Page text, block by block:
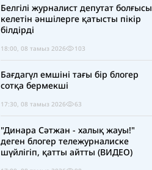
Белгілі журналист депутат болғысы
келетін әншілерге қатысты пікір
білдірді
18:00, 08 тамыз 2026 103
Бағдагүл емшіні тағы бір блогер
сотқа бермекші
17:30, 08 тамыз 2026 63
"Динара Сәтжан - халық жауы!"
деген блогер тележурналиске
шүйлігіп, қатты айтты (ВИДЕО)